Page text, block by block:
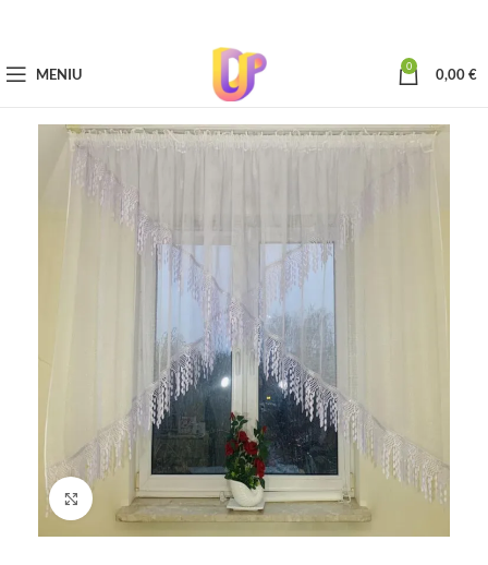
MENIU 0 0,00€
Spustelėkite, jei norite padidinti